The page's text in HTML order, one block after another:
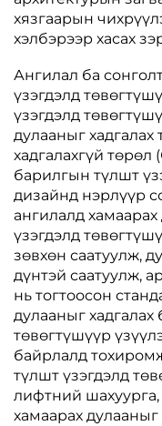
хязгаарын
хэлбэрээр хасах
Ангилал ба
үзэгдэлд
үзэгдэлд
дулааныг
хадгалахгүй төрөл
барилгын түлшт
дизайнд нэрлүүр
ангилалд
үзэгдэлд
зөвхөн саатуулж,
дүнтэй саатуулж,
нь тогтоосон
дулааныг хадгалах
төвөгтүшүүр
байрлалд
түлшт үзэгдэлд
лифтний шахуурга,
хамаарах дулааныг